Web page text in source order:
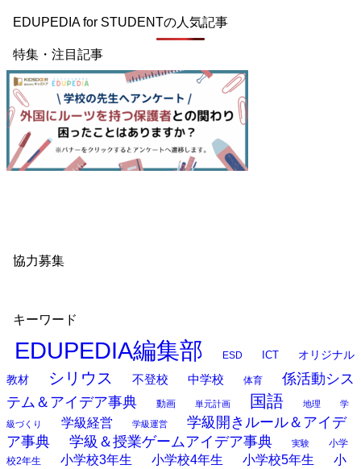
EDUPEDIA for STUDENTの人気記事
特集・注目記事
協力募集
キーワード
EDUPEDIA編集部 ESD ICT
オリジナル
教材
シリウス 不登校 中学校 体育
係活動シス
テム＆アイデア事典
動画 単元計画 国語 地理 学
級づくり 学級経営 学級運営
学級開きルール＆アイデ
ア事典
学級＆授業ゲームアイデア事典 実験
小学
校2年生
小学校3年生 小学校4年生 小学校5年生
小